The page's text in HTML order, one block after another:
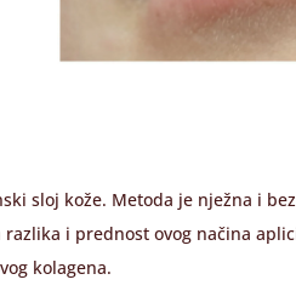
sloj kože. Metoda je nježna i
i prednost ovog načina
kolagena.